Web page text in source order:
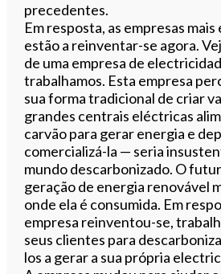
precedentes.
Em resposta, as empresas
estão a reinventar-se agora.
de uma empresa de
trabalhamos. Esta empresa
sua forma tradicional de criar
grandes centrais eléctricas
carvão para gerar energia e
comercializá-la — seria
mundo descarbonizado. O
geração de energia renovável
onde ela é consumida. Em
empresa reinventou-se,
seus clientes para
los a gerar a sua própria